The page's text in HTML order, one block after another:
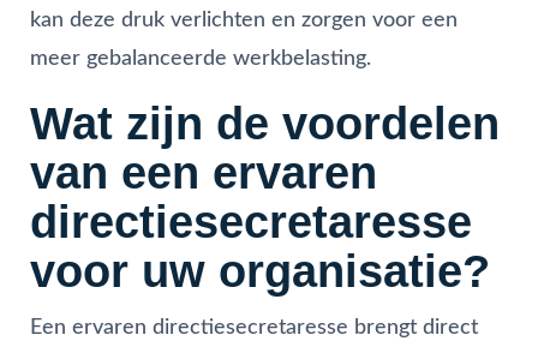
kan deze druk verlichten en zorgen voor een
meer gebalanceerde werkbelasting.
Wat zijn de voordelen
van een ervaren
directiesecretaresse
voor uw organisatie?
Een ervaren directiesecretaresse brengt direct